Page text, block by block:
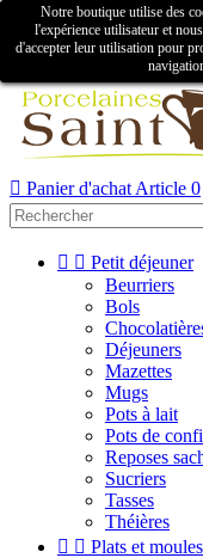
Créer un compte
 Panier d'achat Article 0
Notre boutique utilise des
l'expérience utilisateur et
d'accepter leur utilisation pour
  Petit déjeuner
Beurriers
Bols
Déjeuners
Mazettes
Mugs
Pots à lait
Pots de
Reposes
Sucriers
Tasses
Théières
  Plats et moules